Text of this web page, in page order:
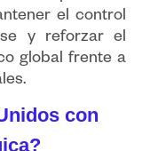
el control
y reforzar el
global frente a
con